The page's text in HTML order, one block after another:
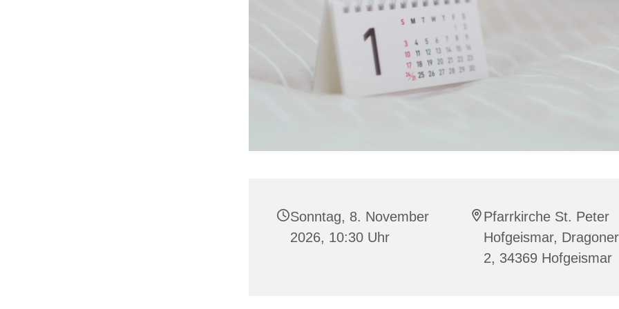
Sonntag, 8. November
2026, 10:30 Uhr
Pfarrkirche St. Peter
Hofgeismar,
2, 34369 Hofgeismar